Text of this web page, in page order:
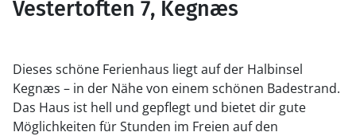
Vestertoften 7, Kegnæs
Dieses schöne Ferienhaus liegt auf der Halbinsel
Kegnæs – in der Nähe von einem schönen Badestrand.
Das Haus ist hell und gepflegt und bietet dir gute
Möglichkeiten für Stunden im Freien auf den